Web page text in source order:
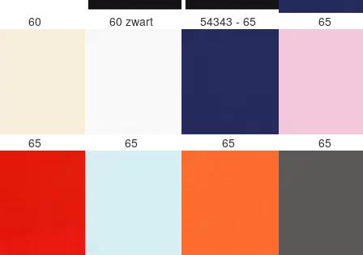
60 60 zwart 54343 - 65 65
65 65 65 65